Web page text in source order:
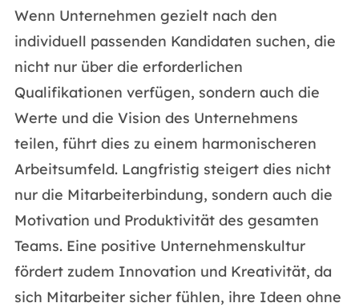
Wenn Unternehmen gezielt nach den
individuell passenden Kandidaten suchen, die
nicht nur über die erforderlichen
Qualifikationen verfügen, sondern auch die
Werte und die Vision des Unternehmens
teilen, führt dies zu einem harmonischeren
Arbeitsumfeld. Langfristig steigert dies nicht
nur die Mitarbeiterbindung, sondern auch die
Motivation und Produktivität des gesamten
Teams. Eine positive Unternehmenskultur
fördert zudem Innovation und Kreativität, da
sich Mitarbeiter sicher fühlen, ihre Ideen ohne